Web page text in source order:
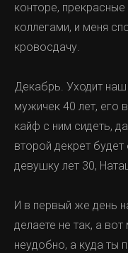
конторе,
коллегами, и меня
кровосдачу.
Декабрь. Уходит наш
мужичек 40 лет, его
кайф с ним сидеть,
второй декрет
девушку лет 30,
И в первый же день
делаете не так, а
неудобно, а куда ты